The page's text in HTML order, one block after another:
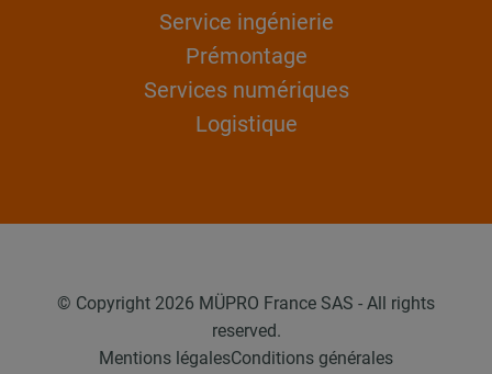
Service ingénierie
Prémontage
Services numériques
Logistique
© Copyright 2026 MÜPRO France SAS - All rights
reserved.
Mentions légalesConditions générales